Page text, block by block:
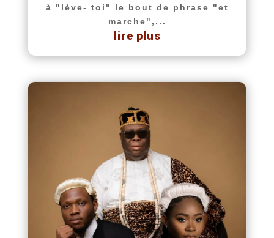
à "lève- toi" le bout de phrase "et
marche",...
lire plus